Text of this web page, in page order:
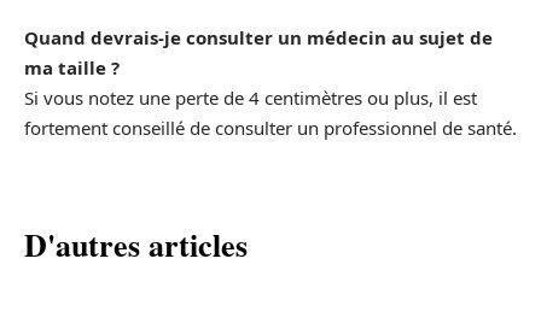
Quand devrais-je consulter un médecin au sujet de
ma taille ?
Si vous notez une perte de 4 centimètres ou plus, il est
fortement conseillé de consulter un professionnel de santé.
D'autres articles